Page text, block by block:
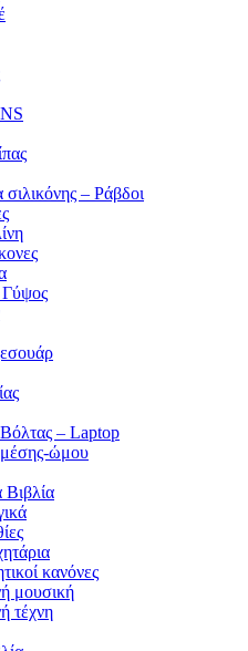
σιλικόνης – Ράβδοι
– Laptop
ώμου
Βιβλία
κανόνες
μουσική
τέχνη